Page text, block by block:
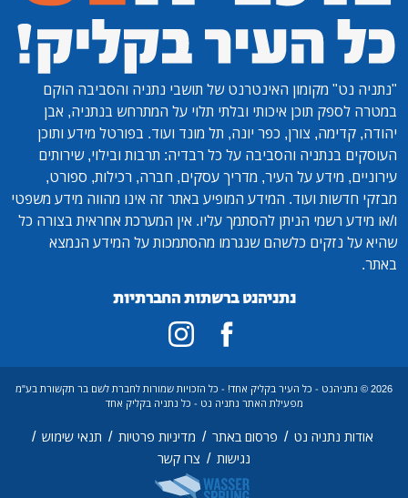
"נתניה נט" מקומון האינטרנט של תושבי נתניה והסביבה הוקם
במטרה לספק תוכן איכותי ובלתי תלוי על המתרחש בנתניה, אבן
יהודה, קדימה, צורן, כפר יונה, תל מונד ועוד. בפורטל מידע ותוכן
העוסקים בנתניה והסביבה על כל רבדיה: תרבות ובילוי, שירותים
עירוניים, מידע על העיר, מדריך עסקים, חברה, רכילות, ספורט,
מבזקי חדשות ועוד. המידע המופיע באתר זה אינו מהווה מידע משפטי
ו/או מידע רשמי הניתן להסתמך עליו. אין המערכת אחראית בצורה כל
שהיא על נזקים כלשהם שנגרמו מהסתמכות על המידע הנמצא
באתר.
נתניהנט ברשתות החברתיות
2026 © נתניהנט - כל העיר בקליק אחד! - כל הזכויות שמורות לחברת לשם בר תקשורת בע"מ
מפעילת האתר נתניה נט - כל נתניה בקליק אחד
אודות נתניה נט / פרסום באתר / מדיניות פרטיות / תנאי שימוש /
נגישות / צרו קשר